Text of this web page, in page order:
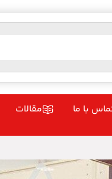
با ما مقالات